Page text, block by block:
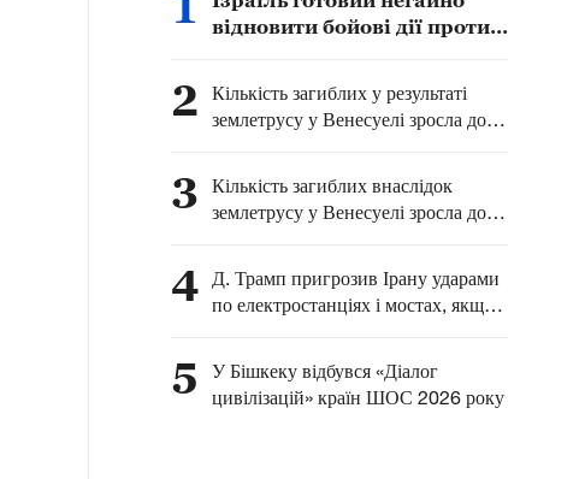
відновити бойові дії проти
2 Кількість загиблих у результаті
землетрусу у Венесуелі зросла до
4930
3 Кількість загиблих внаслідок
землетрусу у Венесуелі зросла до
4829
4 Д. Трамп пригрозив Ірану ударами
по електростанціях і мостах, якщо
Тегеран не погодиться на
5
У Бішкеку відбувся «Діалог
цивілізацій» країн ШОС 2026 року